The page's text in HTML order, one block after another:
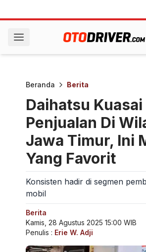
Beranda Berita
Daihatsu Kuasai
Penjualan Di
Jawa Timur, Ini
Yang Favorit
Konsisten hadir di segmen
mobil
Berita
Kamis, 28 Agustus 2025 15:00 WIB
Penulis : Erie W. Adji